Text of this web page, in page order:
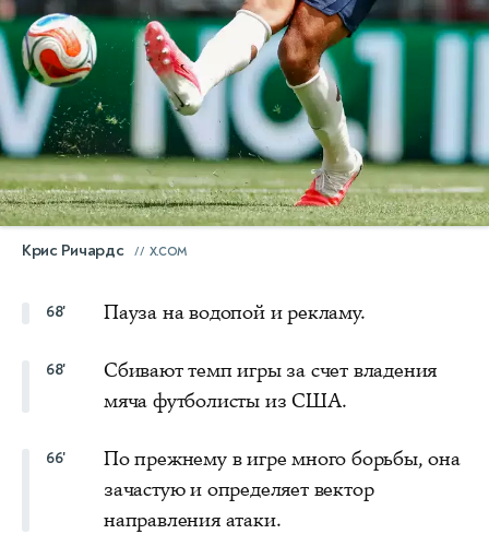
Крис Ричардс X.COM
68' Пауза на водопой и рекламу.
68'
Сбивают темп игры за счет владения
мяча футболисты из США.
66'
По прежнему в игре много борьбы, она
зачастую и определяет вектор
направления атаки.